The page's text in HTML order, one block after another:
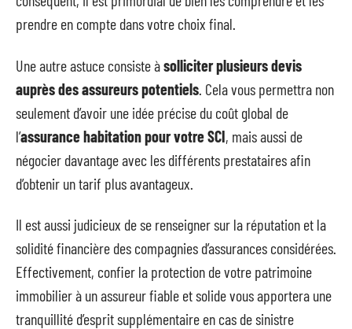
prendre en compte dans votre choix final.
Une autre astuce consiste àsolliciter plusieurs devis
auprès des assureurs potentiels . Cela vous permettra non
seulement d’avoir une idée précise du coût global de
l’assurance habitation pour votre SCI, mais aussi de
négocier davantage avec les différents prestataires afin
d’obtenir un tarif plus avantageux.
Il est aussi judicieux de se renseigner sur la réputation et la
solidité financière des compagnies d’assurances considérées.
Effectivement, confier la protection de votre patrimoine
immobilier à un assureur fiable et solide vous apportera une
tranquillité d’esprit supplémentaire en cas de sinistre